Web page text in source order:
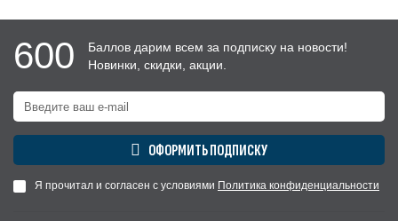
600
Баллов дарим всем за подписку на новости!
Новинки, скидки, акции.
ОФОРМИТЬ ПОДПИСКУ
Я прочитал и согласен с условиями Политика конфиденциальности